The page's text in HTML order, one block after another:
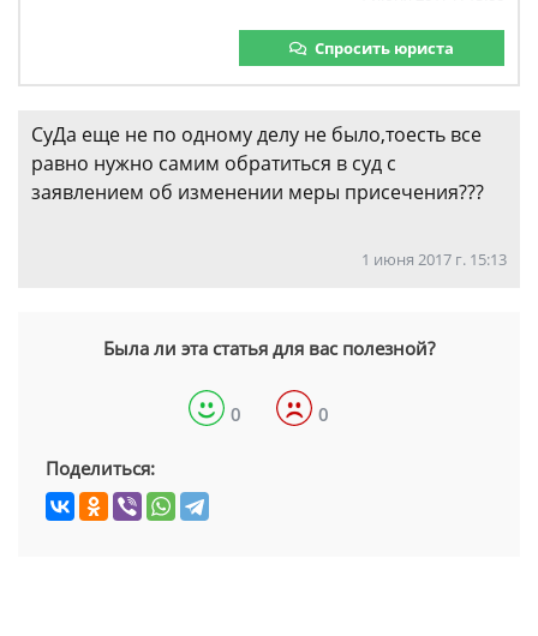
Спросить юриста
СуДа еще не по одному делу не было,тоесть все
равно нужно самим обратиться в суд с
заявлением об изменении меры присечения???
1 июня 2017 г. 15:13
Была ли эта статья для вас полезной?
0 0
Поделиться: